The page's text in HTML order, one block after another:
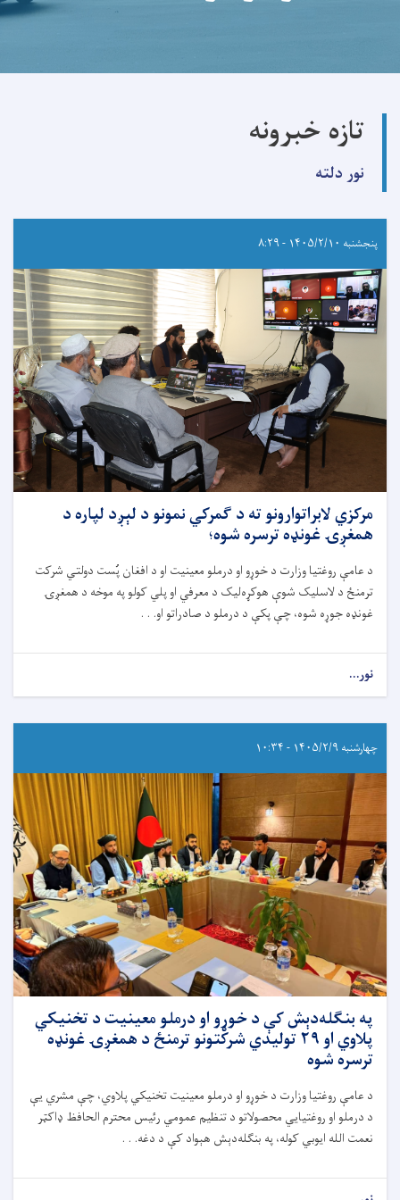
تازه خبرونه
نور دلته
پنجشنبه ۱۴۰۵/۲/۱۰ - ۸:۲۹
مرکزي لابراتوارونو ته د ګمرکي نمونو د لېږد لپاره د
همغږۍ غونډه ترسره شوه؛
د عامې روغتیا وزارت د خوړو او درملو معینیت او د افغان پُست دولتي شرکت
ترمنځ د لاسلیک شوې هوکړه‌لیک د معرفي او پلي کولو په موخه د همغږۍ
غونډه جوړه شوه، چې پکې د درملو د صادراتو او. . .
نور...
چهارشنبه ۱۴۰۵/۲/۹ - ۱۰:۳۴
په بنګله‌دېش کې د خوړو او درملو معینیت د تخنیکي
پلاوي او ۲۹ تولیدي شرکتونو ترمنځ د همغږۍ غونډه
ترسره شوه
د عامې روغتیا وزارت د خوړو او درملو معینیت تخنیکي پلاوي، چې مشري یې
د درملو او روغتیايي محصولاتو د تنظیم عمومي رئیس محترم الحافظ ډاکټر
نعمت الله ایوبي کوله، په بنګله‌دېش هېواد کې د دغه. . .